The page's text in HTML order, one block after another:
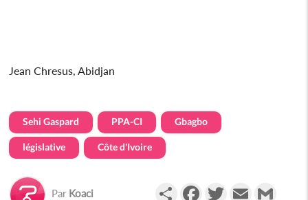
Jean Chresus, Abidjan
Sehi Gaspard PPA-CI Gbagbo
législative Côte d'Ivoire
Par Koaci PartagerFacebookTwitterEmail